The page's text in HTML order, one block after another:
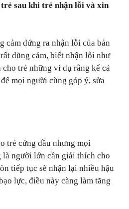
sau khi trẻ nhận lỗi và xin
cảm đứng ra nhận lỗi của bản
dũng cảm, biết nhận lỗi như
trẻ những ví dụ rằng kể cả
mọi người cùng góp ý, sửa
trẻ cứng đầu nhưng mọi
người lớn cần giải thích cho
tiếp tục sẽ nhận lại nhiều hậu
lực, điều này càng làm tăng